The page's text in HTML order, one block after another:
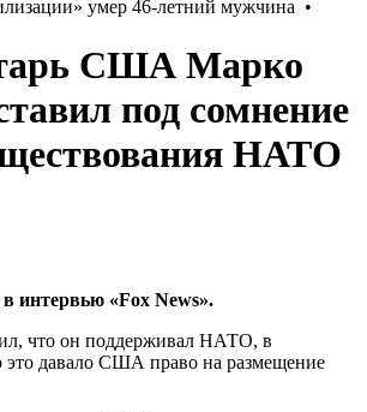
США Марко
под сомнение
НАТО
интервью «Fox News».
что он поддерживал НАТО, в
это давало США право на размещение